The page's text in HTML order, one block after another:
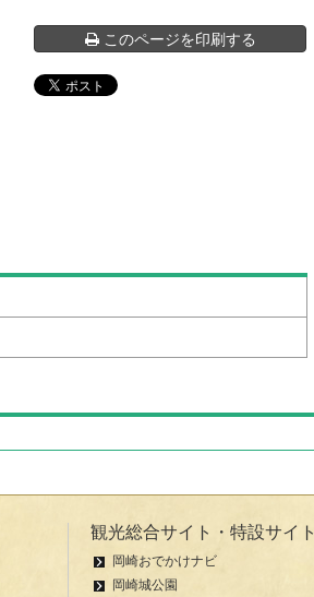
このページを印刷する
観光総合サイト・特設サイト
岡崎おでかけナビ
岡崎城公園